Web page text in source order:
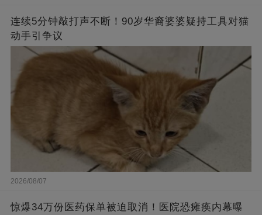
连续5分钟敲打声不断！90岁华裔婆婆疑持工具对猫
动手引争议
2026/08/07
惊爆34万份医药保单被迫取消！医院恐瘫痪内幕曝